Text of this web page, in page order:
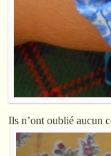
Ils n’ont oublié aucun